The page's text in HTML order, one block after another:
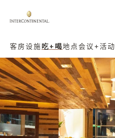
客房设施吃+喝地点会议+活动